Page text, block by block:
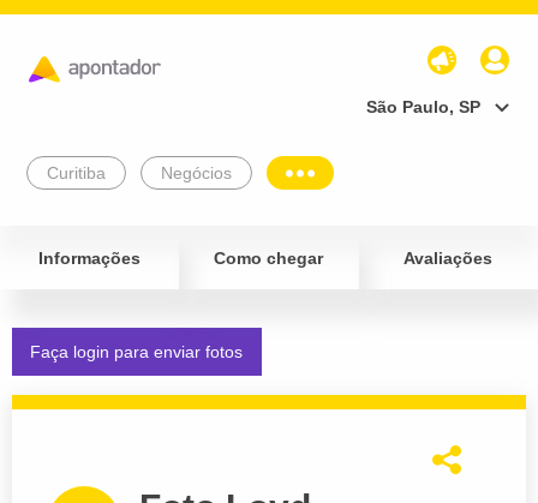
São Paulo, SP
Curitiba Negócios
Informações Como chegar Avaliações
Faça login para enviar fotos